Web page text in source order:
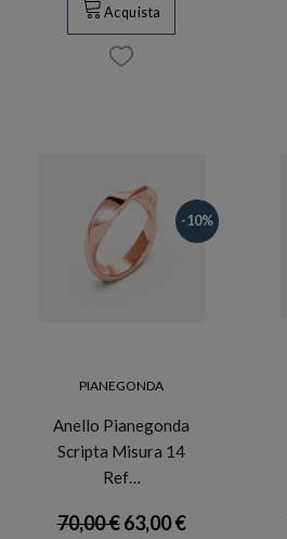
Acquista
-10%
PIANEGONDA
Anello Pianegonda
Scripta Misura 14
Ref…
70,00 €63,00 €